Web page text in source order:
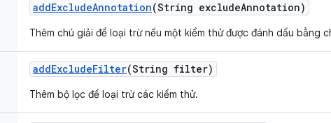
addExcludeAnnotation(String excludeAnnotation)
Thêm chú giải để loại trừ nếu một kiểm thử được đánh dấu bằng
addExcludeFilter(String filter)
Thêm bộ lọc để loại trừ các kiểm thử.